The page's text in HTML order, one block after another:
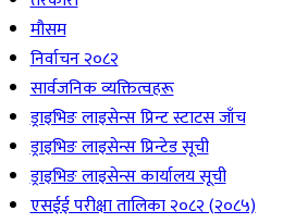
मौसम
निर्वाचन २०८२
सार्वजनिक व्यक्तित्वहरू
ड्राइभिङ लाइसेन्स प्रिन्ट स्टाटस जाँच
ड्राइभिङ लाइसेन्स प्रिन्टेड सूची
ड्राइभिङ लाइसेन्स कार्यालय सूची
एसईई परीक्षा तालिका २०८२ (२०८५)